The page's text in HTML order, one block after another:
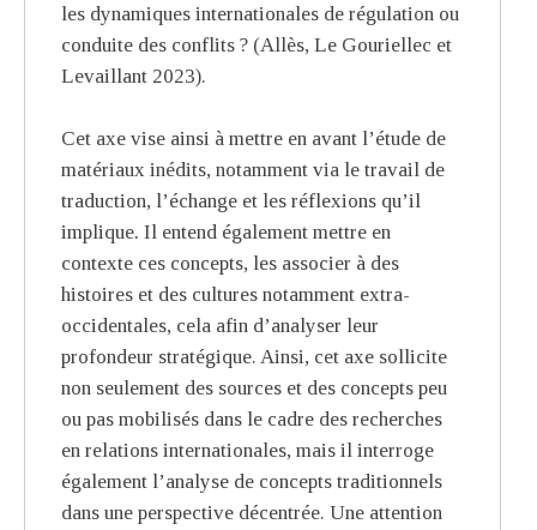
les dynamiques internationales de régulation ou
conduite des conflits ? (Allès, Le Gouriellec et
Levaillant 2023).
Cet axe vise ainsi à mettre en avant l’étude de
matériaux inédits, notamment via le travail de
traduction, l’échange et les réflexions qu’il
implique. Il entend également mettre en
contexte ces concepts, les associer à des
histoires et des cultures notamment extra-
occidentales, cela afin d’analyser leur
profondeur stratégique. Ainsi, cet axe sollicite
non seulement des sources et des concepts peu
ou pas mobilisés dans le cadre des recherches
en relations internationales, mais il interroge
également l’analyse de concepts traditionnels
dans une perspective décentrée. Une attention